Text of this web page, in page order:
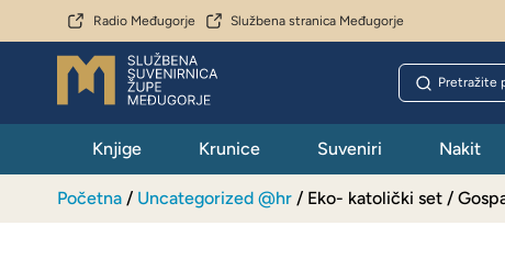
Radio Međugorje Službena stranica Međugorje
Knjige Krunice Suveniri Nakit
Početna / Uncategorized @hr / Eko- katolički set /